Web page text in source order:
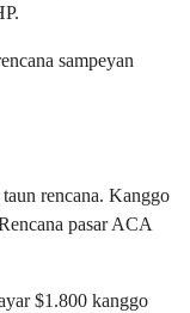
sampeyan
rencana. Kanggo
pasar ACA
$1.800 kanggo